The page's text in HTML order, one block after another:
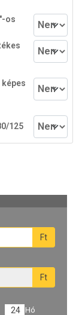
os
125